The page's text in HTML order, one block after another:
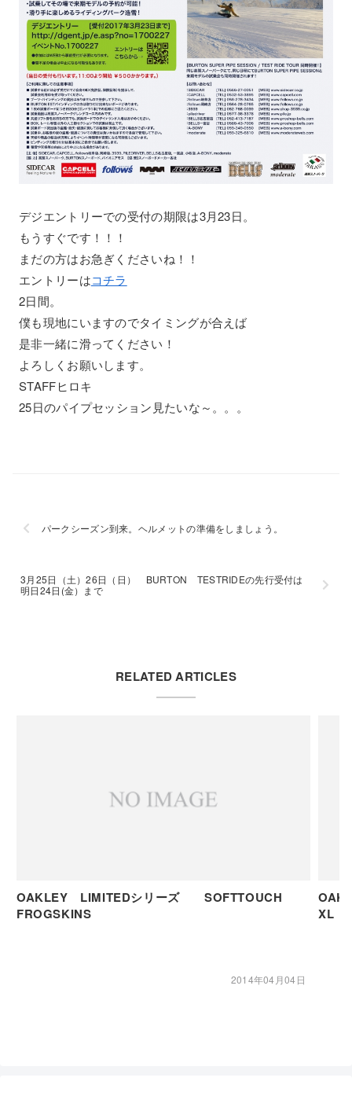
デジエントリーでの受付の期限は3月23日。
もうすぐです！！！
まだの方はお急ぎくださいね！！
エントリーはコチラ
2日間。
僕も現地にいますのでタイミングが合えば
是非一緒に滑ってください！
よろしくお願いします。
STAFFヒロキ
25日のパイプセッション見たいな～。。。
パークシーズン到来。ヘルメットの準備をしましょう。
3月25日（土）26日（日） BURTON TESTRIDEの先行受付は
明日24日(金）まで
RELATED ARTICLES
OAKLEY LIMITEDシリーズ SOFTTOUCH
FROGSKINS
2014年04月04日
XL